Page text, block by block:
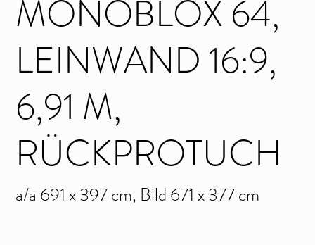
MONOBLOX 64,
LEINWAND 16:9,
6,91 M,
RÜCKPROTUCH
a/a 691 x 397 cm, Bild 671 x 377 cm